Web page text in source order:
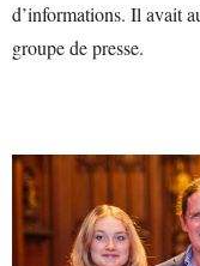
d’informations. Il avait
groupe de presse.